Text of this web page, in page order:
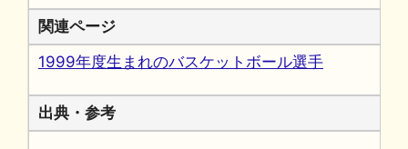
関連ページ
1999年度生まれのバスケットボール選手
出典・参考